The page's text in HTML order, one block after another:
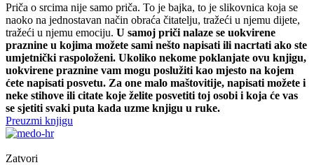
Priča o srcima nije samo priča. To je bajka, to je slikovnica koja se
naoko na jednostavan način obraća čitatelju, tražeći u njemu dijete,
tražeći u njemu emociju. U samoj priči nalaze se uokvirene
praznine u kojima možete sami nešto napisati ili nacrtati ako ste
umjetnički raspoloženi. Ukoliko nekome poklanjate ovu knjigu,
uokvirene praznine vam mogu poslužiti kao mjesto na kojem
ćete napisati posvetu. Za one malo maštovitije, napisati možete i
neke stihove ili citate koje želite posvetiti toj osobi i koja će vas
se sjetiti svaki puta kada uzme knjigu u ruke.
Preuzmi knjigu
Zatvori